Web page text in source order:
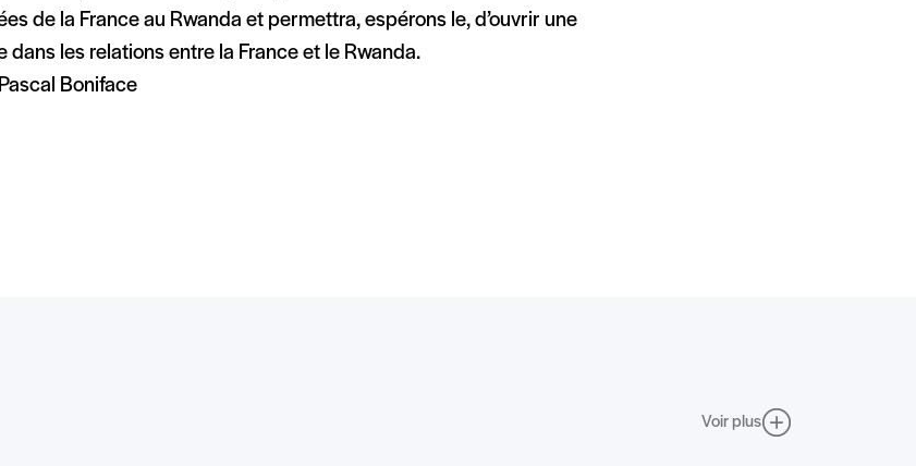
de la France au Rwanda et permettra, espérons le, d’ouvrir une
dans les relations entre la France et le Rwanda.
Boniface
Voir plus